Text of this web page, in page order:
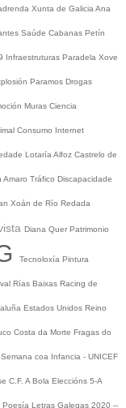
Xunta de Galicia Ana
Saúde Cabanas Petín
Infraestruturas Paradela Xove
Paramos Drogas
Muras Ciencia
Consumo Internet
Lotaría Alfoz Castrelo de
Amaro Tráfico Discapacidade
Xoán de Río Redada
Diana Quer Patrimonio
Tecnoloxía Pintura
Rías Baixas Racing de
Estados Unidos Reino
Costa da Morte Fragas do
Semana coa Infancia - UNICEF
C.F. A Bola Eleccións 5-A
Poesía Letras Galegas 2020 --